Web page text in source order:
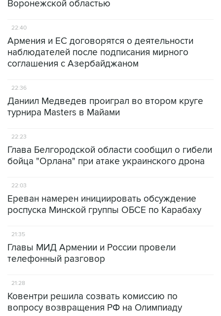
Воронежской областью
22:40
Армения и ЕС договорятся о деятельности
наблюдателей после подписания мирного
соглашения с Азербайджаном
22:36
Даниил Медведев проиграл во втором круге
турнира Masters в Майами
22:23
Глава Белгородской области сообщил о гибели
бойца "Орлана" при атаке украинского дрона
22:03
Ереван намерен инициировать обсуждение
роспуска Минской группы ОБСЕ по Карабаху
21:35
Главы МИД Армении и России провели
телефонный разговор
21:28
Ковентри решила созвать комиссию по
вопросу возвращения РФ на Олимпиаду